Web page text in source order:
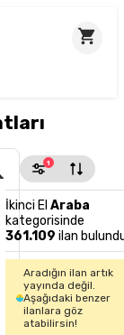
1
İkinci El Araba
kategorisinde
361.109 ilan
Aradığın ilan artık
yayında değil.
Aşağıdaki benzer
ilanlara göz
atabilirsin!